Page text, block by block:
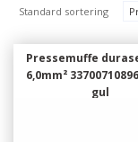
Standard sortering
Pressemuffe
6,0mm²
gul